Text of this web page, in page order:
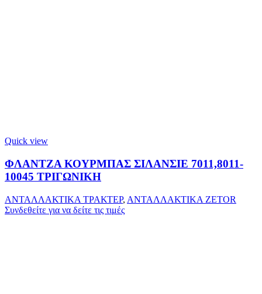
Quick view
ΦΛΑΝΤΖΑ ΚΟΥΡΜΠΑΣ ΣΙΛΑΝΣΙΕ 7011,8011-
10045 ΤΡΙΓΩΝΙΚΗ
ΑΝΤΑΛΛΑΚΤΙΚΑ ΤΡΑΚΤΕΡ, ΑΝΤΑΛΛΑΚΤΙΚΑ ZETOR
Συνδεθείτε για να δείτε τις τιμές